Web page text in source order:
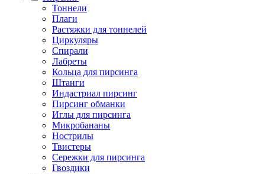
Тоннели
Плаги
Растяжки для тоннелей
Циркуляры
Спирали
Лабреты
Кольца для пирсинга
Штанги
Индастриал пирсинг
Пирсинг обманки
Иглы для пирсинга
Микробананы
Нострилы
Твистеры
Сережки для пирсинга
Гвоздики